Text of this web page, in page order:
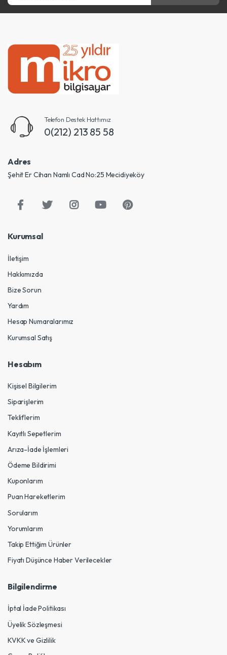
Telefon Destek Hattımız
0(212) 213 85 58
Adres
Şehit Er Cihan Namlı Cad No:25 Mecidiyeköy
Kurumsal
İletişim
Hakkımızda
Bize Sorun
Yardım
Hesap Numaralarımız
Kurumsal Satış
Hesabım
Kişisel Bilgilerim
Siparişlerim
Tekliflerim
Kayıtlı Sepetlerim
Arıza-İade İşlemleri
Ödeme Bildirimi
Kuponlarım
Puan Hareketlerim
Sorularım
Yorumlarım
Takip Ettiğim Ürünler
Fiyatı Düşünce Haber Verilecekler
Bilgilendirme
İptal İade Politikası
Üyelik Sözleşmesi
KVKK ve Gizlilik